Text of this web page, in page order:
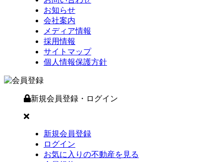
お知らせ
会社案内
メディア情報
採用情報
サイトマップ
個人情報保護方針
新規会員登録・ログイン
新規会員登録
ログイン
お気に入りの不動産を見る